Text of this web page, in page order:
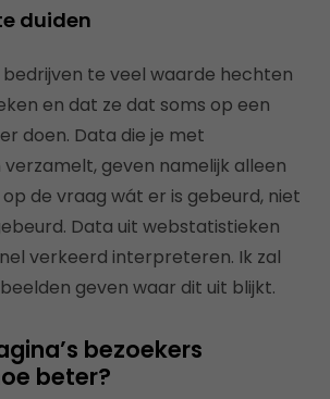
duiden
te veel waarde hechten
en dat ze dat soms op een
doen. Data die je met
geven namelijk alleen
de vraag wát er is gebeurd, niet
Data uit webstatistieken
verkeerd interpreteren. Ik zal
geven waar dit uit blijkt.
bezoekers
beter?